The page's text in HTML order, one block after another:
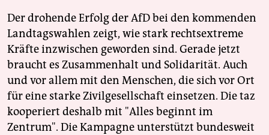
Der drohende Erfolg der AfD bei den kommenden
Landtagswahlen zeigt, wie stark rechtsextreme
Kräfte inzwischen geworden sind. Gerade jetzt
braucht es Zusammenhalt und Solidarität. Auch
und vor allem mit den Menschen, die sich vor Ort
für eine starke Zivilgesellschaft einsetzen. Die taz
kooperiert deshalb mit "Alles beginnt im
Zentrum". Die Kampagne unterstützt bundesweit